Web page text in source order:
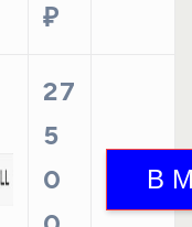
₽
27
5
0